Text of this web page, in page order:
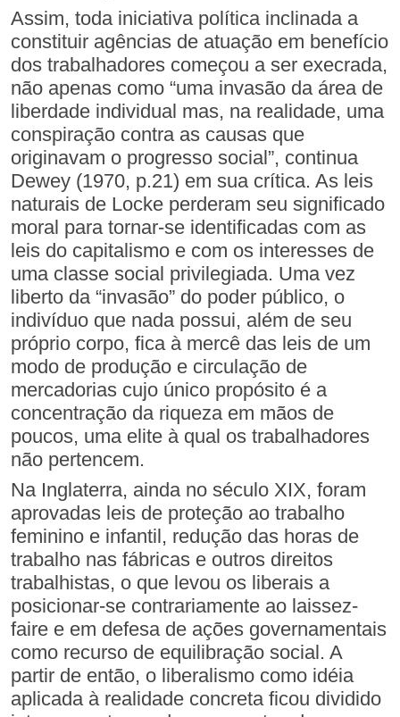
Assim, toda iniciativa política inclinada a
constituir agências de atuação em benefício
dos trabalhadores começou a ser execrada,
não apenas como “uma invasão da área de
liberdade individual mas, na realidade, uma
conspiração contra as causas que
originavam o progresso social”, continua
Dewey (1970, p.21) em sua crítica. As leis
naturais de Locke perderam seu significado
moral para tornar-se identificadas com as
leis do capitalismo e com os interesses de
uma classe social privilegiada. Uma vez
liberto da “invasão” do poder público, o
indivíduo que nada possui, além de seu
próprio corpo, fica à mercê das leis de um
modo de produção e circulação de
mercadorias cujo único propósito é a
concentração da riqueza em mãos de
poucos, uma elite à qual os trabalhadores
não pertencem.
Na Inglaterra, ainda no século XIX, foram
aprovadas leis de proteção ao trabalho
feminino e infantil, redução das horas de
trabalho nas fábricas e outros direitos
trabalhistas, o que levou os liberais a
posicionar-se contrariamente ao laissez-
faire e em defesa de ações governamentais
como recurso de equilibração social. A
partir de então, o liberalismo como idéia
aplicada à realidade concreta ficou dividido